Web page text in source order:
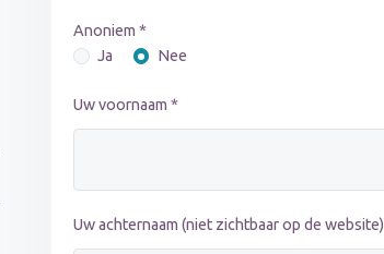
Anoniem *
Ja
Nee
Uw voornaam *
Uw achternaam (niet zichtbaar op de website)